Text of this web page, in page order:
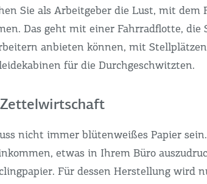
Sie als Arbeitgeber die Lust, mit dem
Das geht mit einer Fahrradflotte, die
anbieten können, mit
für die Durchgeschwitzten.
nicht immer blütenweißes Papier
etwas in Ihrem Büro
Für dessen Herstellung wird